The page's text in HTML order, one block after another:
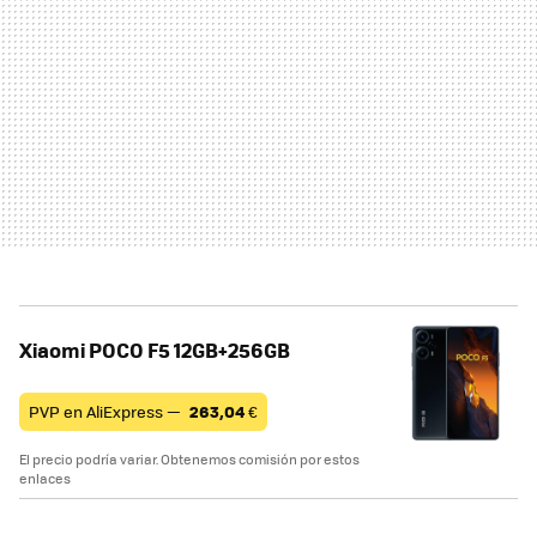
Xiaomi POCO F5 12GB+256GB
PVP en AliExpress — 263,04€
El precio podría variar. Obtenemos comisión por estos
enlaces